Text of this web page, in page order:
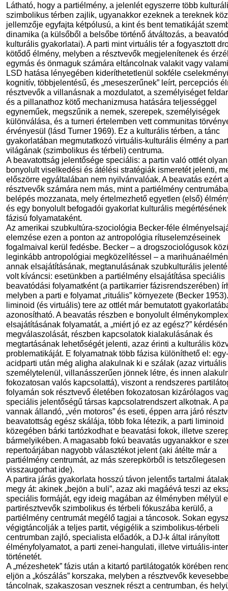
Látható, hogy a partiélmény, a jelenlét egyszerre több
szimbolikus térben zajlik, ugyanakkor ezeknek a tereknek
jellemzője egyfajta kétpólusú, a kint és bent tematikáját
dinamika (a külsőből a belsőbe történő átváltozás, a
kulturális gyakorlatai). A parti mint virtuális tér a fogyasztott
kötődő élmény, melyben a résztvevők megjelenítenek és
egymás és önmaguk számára eltáncolnak valakit vagy
LSD hatása lényegében kideríthetetlenül sokféle
kognitív, többjelentésű, és „meseszerűnek” leírt, percepciós
résztvevők a villanásnak a mozdulatot, a személyiséget
és a pillanathoz kötő mechanizmusa hatására teljességgel
egyneműek, megszűnik a nemek, szerepek, személyiségek
különválása, és a turneri értelemben vett communitas
érvényesül (lásd Turner 1969). Ez a kulturális térben, a tánc
gyakorlatában megmutatkozó virtuális-kulturális élmény a
világának (szimbolikus és térbeli) centruma.
A beavatottság jelentősége speciális: a partin való ottlét olyan
bonyolult viselkedési és átélési stratégiák ismeretét jelenti,
előszörre egyáltalában nem nyilvánvalóak. A beavatás ezért a
résztvevők számára nem más, mint a partiélmény
belépés mozzanata, mely értelmezhető egyetlen (első)
és egy bonyolult befogadói gyakorlat kulturális megértésének
fázisú folyamataként.
Az amerikai szubkultúra-szociológia Becker-féle
elemzése ezen a ponton az antropológia rítuselemzéseinek
fogalmaival kerül fedésbe. Becker – a drogszociológusok
leginkább antropológiai megközelítéssel – a
annak elsajátításának, megtanulásának szubkulturális
volt kíváncsi: esetünkben a partiélmény elsajátítása speciális
beavatódási folyamatként (a partikarrier fázisrendszerében)
melyben a parti e folyamat „rituális” környezete (Becker
liminoid (és virtuális) tere az ottlét már bemutatott
azonosítható. A beavatás részben e bonyolult
elsajátításának folyamatát, a „miért jó ez az egész?”
megválaszolását, részben kapcsolatok kialakulásának és
megtartásának lehetőségét jelenti, azaz érinti a kulturális
problematikáját. E folyamatnak több fázisa különíthető el:
acidparti után még aligha alakulnak ki e szálak (azaz
személytelenül, villanásszerűen jönnek létre, és innen
fokozatosan valós kapcsolattá), viszont a rendszeres
folyamán sok résztvevő életében fokozatosan kizárólagos
speciális jelentőségű társas kapcsolatrendszert alkotnak. A
vannak állandó, „vén motoros” és eseti, éppen arra járó
beavatottság egész skálája, több foka létezik, a parti liminoid
közegében bárki tartózkodhat e beavatási fokok, illetve
bármelyikében. A magasabb fokú beavatás ugyanakkor e
repertoárjában nagyobb választékot jelent (aki átélte már a
partiélmény centrumát, az más szerepkörből is tetszőlegesen
visszaugorhat ide).
A partira járás gyakorlata hosszú távon jelentős tartalmi
megy át: akinek „bejön a buli”, azaz aki magáévá teszi az
speciális formáját, egy ideig magában az élményben mélyül
partirésztvevők szimbolikus és térbeli fókuszába kerülő, a
partiélmény centrumát megélő tagjai a táncosok. Sokan
végigtáncolják a teljes partit, végigélik a szimbolikus-térbeli
centrumban zajló, specialista előadók, a DJ-k által irányított
élményfolyamatot, a parti zenei-hangulati, illetve virtuális-
történetét.
A „mézeshetek” fázis után a kitartó partilátogatók körében
eljön a „kószálás” korszaka, melyben a résztvevők
táncolnak, szakaszosan vesznek részt a centrumban, és